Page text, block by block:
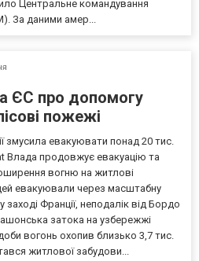
Центральне командування
За даними амер...
ЄС про допомогу
пожежі
евакуювати понад 20 тис.
Влада продовжує евакуацію та
вогню на житлові
евакуювали через масштабну
Франції, неподалік від Бордо
затока на узбережжі
вогонь охопив близько 3,7 тис.
житлової забудови...